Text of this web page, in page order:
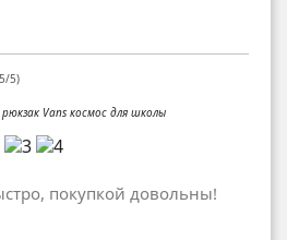
5/5)
Vans космос для школы
покупкой довольны!